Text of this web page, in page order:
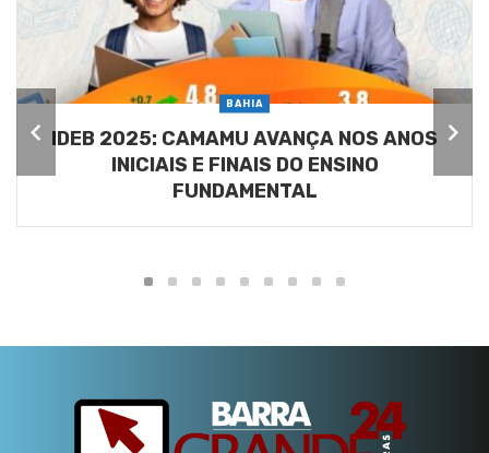
BAHIA
IDEB 2025: CAMAMU AVANÇA NOS ANOS
INICIAIS E FINAIS DO ENSINO
FUNDAMENTAL